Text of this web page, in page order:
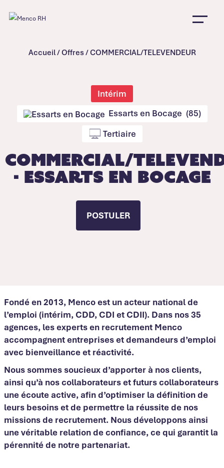
Accueil/Offres/COMMERCIAL/TELEVENDEUR
Intérim
Essarts en Bocage (85)
Tertiaire
COMMERCIAL/
- Essarts en Bocage
POSTULER
Fondé en 2013, Menco est un acteur national de
l’emploi (intérim, CDD, CDI et CDII). Dans nos 35
agences, les experts en recrutement Menco
accompagnent entreprises et demandeurs d’emploi
avec bienveillance et réactivité.
Nous sommes soucieux d’apporter à nos clients,
ainsi qu’à nos collaborateurs et futurs collaborateurs
une écoute active, afin d’optimiser la définition de
leurs besoins et de permettre la réussite de nos
missions de recrutement. Nous développons ainsi
une véritable relation de confiance, ce qui garantit la
pérennité de notre partenariat.